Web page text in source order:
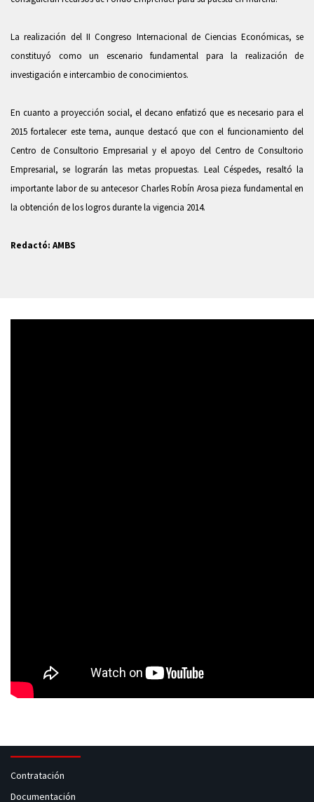
La realización del II Congreso Internacional de Ciencias Económicas, se
constituyó como un escenario fundamental para la realización de
investigación e intercambio de conocimientos.
En cuanto a proyección social, el decano enfatizó que es necesario para el
2015 fortalecer este tema, aunque destacó que con el funcionamiento del
Centro de Consultorio Empresarial y el apoyo del Centro de Consultorio
Empresarial, se lograrán las metas propuestas. Leal Céspedes, resaltó la
importante labor de su antecesor Charles Robín Arosa pieza fundamental en
la obtención de los logros durante la vigencia 2014.
Redactó: AMBS
Contratación
Documentación